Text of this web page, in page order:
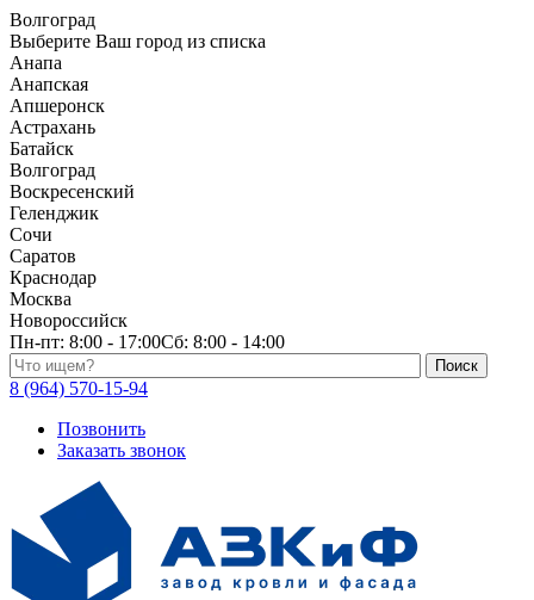
Волгоград
Выберите Ваш город из списка
Анапа
Анапская
Апшеронск
Астрахань
Батайск
Волгоград
Воскресенский
Геленджик
Сочи
Саратов
Краснодар
Москва
Новороссийск
Пн-пт: 8:00 - 17:00Сб: 8:00 - 14:00
Поиск по каталогу
8 (964) 570-15-94
Позвонить
Заказать звонок